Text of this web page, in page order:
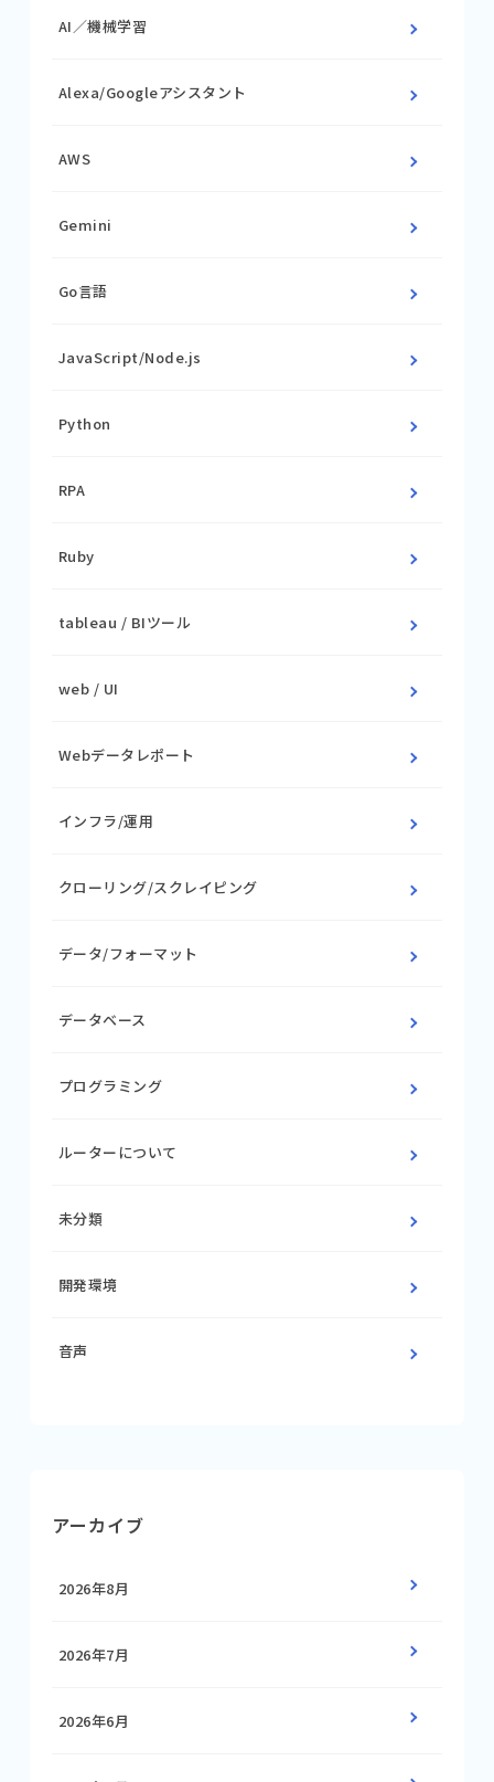
AI／機械学習
Alexa/Googleアシスタント
AWS
Gemini
Go言語
JavaScript/Node.js
Python
RPA
Ruby
tableau / BIツール
web / UI
Webデータレポート
インフラ/運用
クローリング/スクレイピング
データ/フォーマット
データベース
プログラミング
ルーターについて
未分類
開発環境
音声
アーカイブ
2026年8月
2026年7月
2026年6月